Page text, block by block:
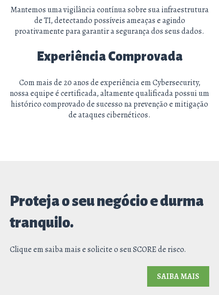
Mantemos uma vigilância contínua sobre sua infraestrutura
de TI, detectando possíveis ameaças e agindo
proativamente para garantir a segurança dos seus dados.
Experiência Comprovada
Com mais de 20 anos de experiência em Cybersecurity,
nossa equipe é certificada, altamente qualificada possui um
histórico comprovado de sucesso na prevenção e mitigação
de ataques cibernéticos.
Proteja o seu negócio e durma
tranquilo.
Clique em saiba mais e solicite o seu SCORE de risco.
SAIBA MAIS